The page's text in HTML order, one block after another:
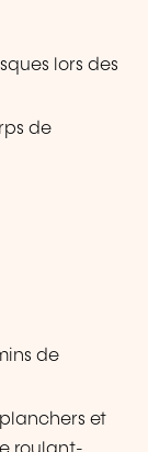
lors des
de
de
et